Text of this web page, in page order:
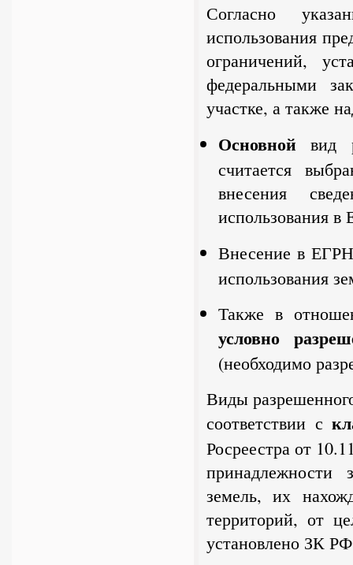
Согласно
использования
ограничений,
федеральными
участке, а также
Основной вид
считается
внесения
использования
Внесение в
использования
Также в
условно
(необходимо
Виды
соответствии с
Росреестра от
принадлежности
земель, их
территорий, от
установлено ЗК